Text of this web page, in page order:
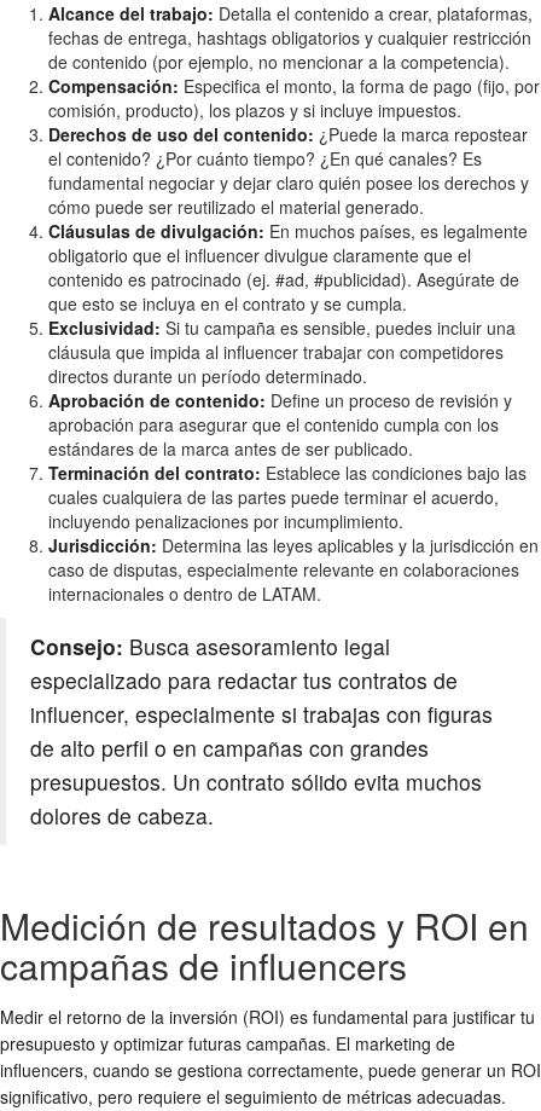
Alcance del trabajo: Detalla el contenido a crear, plataformas,
fechas de entrega, hashtags obligatorios y cualquier restricción
de contenido (por ejemplo, no mencionar a la competencia).
Compensación: Especifica el monto, la forma de pago (fijo, por
comisión, producto), los plazos y si incluye impuestos.
Derechos de uso del contenido: ¿Puede la marca repostear
el contenido? ¿Por cuánto tiempo? ¿En qué canales? Es
fundamental negociar y dejar claro quién posee los derechos y
cómo puede ser reutilizado el material generado.
Cláusulas de divulgación: En muchos países, es legalmente
obligatorio que el influencer divulgue claramente que el
contenido es patrocinado (ej. #ad, #publicidad). Asegúrate de
que esto se incluya en el contrato y se cumpla.
Exclusividad: Si tu campaña es sensible, puedes incluir una
cláusula que impida al influencer trabajar con competidores
directos durante un período determinado.
Aprobación de contenido: Define un proceso de revisión y
aprobación para asegurar que el contenido cumpla con los
estándares de la marca antes de ser publicado.
Terminación del contrato: Establece las condiciones bajo las
cuales cualquiera de las partes puede terminar el acuerdo,
incluyendo penalizaciones por incumplimiento.
Jurisdicción: Determina las leyes aplicables y la jurisdicción en
caso de disputas, especialmente relevante en colaboraciones
internacionales o dentro de LATAM.
Consejo: Busca asesoramiento legal
especializado para redactar tus contratos de
influencer, especialmente si trabajas con figuras
de alto perfil o en campañas con grandes
presupuestos. Un contrato sólido evita muchos
dolores de cabeza.
Medición de resultados y ROI en
campañas de influencers
Medir el retorno de la inversión (ROI) es fundamental para justificar tu
presupuesto y optimizar futuras campañas. El marketing de
influencers, cuando se gestiona correctamente, puede generar un ROI
significativo, pero requiere el seguimiento de métricas adecuadas.